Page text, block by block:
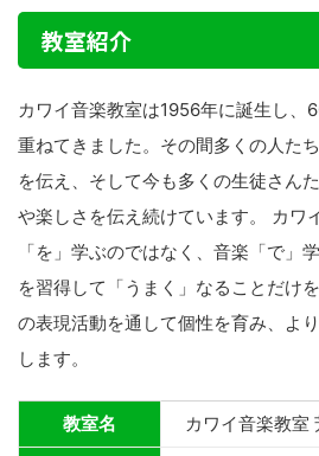
教室紹介
カワイ音楽教室は1956年に誕生し、
重ねてきました。その間多くの人た
を伝え、そして今も多くの生徒さん
や楽しさを伝え続けています。 カワ
「を」学ぶのではなく、音楽「で」
を習得して「うまく」なることだけ
の表現活動を通して個性を育み、よ
します。
教室名 カワイ音楽教室